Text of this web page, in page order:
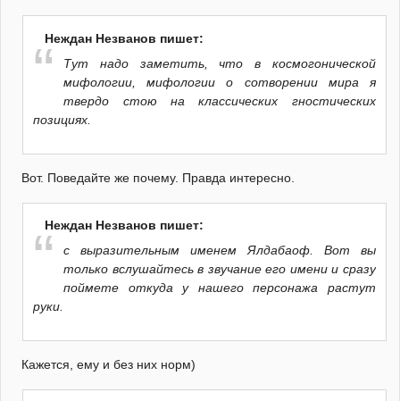
Неждан Незванов пишет:
Тут надо заметить, что в космогонической
мифологии, мифологии о сотворении мира я
твердо стою на классических гностических
позициях.
Вот. Поведайте же почему. Правда интересно.
Неждан Незванов пишет:
с выразительным именем Ялдабаоф. Вот вы
только вслушайтесь в звучание его имени и сразу
поймете откуда у нашего персонажа растут
руки.
Кажется, ему и без них норм)